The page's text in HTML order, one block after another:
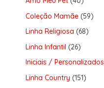
Coleção Mamãe 59
Linha Religiosa 68
Linha Infantil 26
Iniciais / Personalizados
Linha Country 151